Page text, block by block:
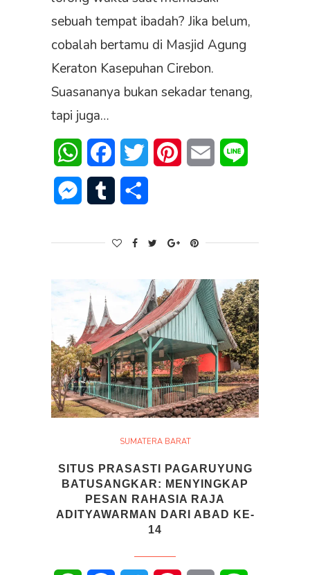
sebuah tempat ibadah? Jika belum,
cobalah bertamu di Masjid Agung
Keraton Kasepuhan Cirebon.
Suasananya bukan sekadar tenang,
tapi juga…
WhatsAppFacebookTwitter PinterestEmail
Messenger
Tumblr
SUMATERA BARAT
SITUS PRASASTI PAGARUYUNG
BATUSANGKAR: MENYINGKAP
PESAN RAHASIA RAJA
ADITYAWARMAN DARI ABAD KE-
14